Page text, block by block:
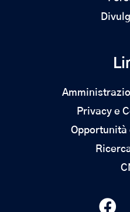
Privacy e
Opportunità